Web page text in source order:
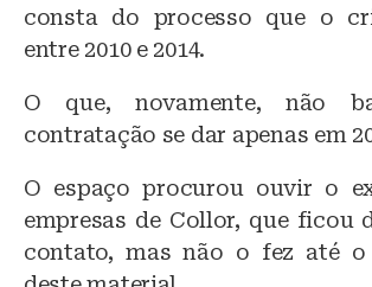
consta do processo que o
entre 2010 e 2014.
O que, novamente, não
contratação se dar apenas em
O espaço procurou ouvir o
empresas de Collor, que ficou
contato, mas não o fez até o